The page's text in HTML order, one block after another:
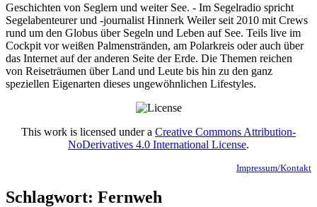
Geschichten von Seglern und weiter See. - Im Segelradio spricht
Segelabenteurer und -journalist Hinnerk Weiler seit 2010 mit Crews
rund um den Globus über Segeln und Leben auf See. Teils live im
Cockpit vor weißen Palmenstränden, am Polarkreis oder auch über
das Internet auf der anderen Seite der Erde. Die Themen reichen
von Reiseträumen über Land und Leute bis hin zu den ganz
speziellen Eigenarten dieses ungewöhnlichen Lifestyles.
This work is licensed under a Creative Commons Attribution-
NoDerivatives 4.0 International License.
Impressum/Kontakt
Schlagwort: Fernweh